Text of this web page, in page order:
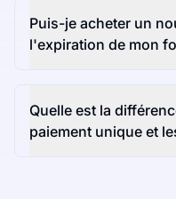
Puis-je acheter un
l'expiration de mon
Quelle est la
paiement unique et